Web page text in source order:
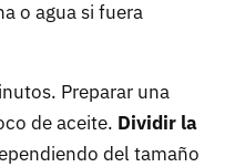
o agua si fuera
Preparar una
de aceite. Dividir la
del tamaño